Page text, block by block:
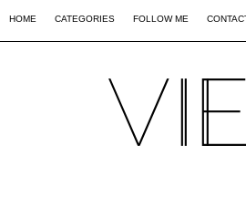
HOME CATEGORIES FOLLOW ME